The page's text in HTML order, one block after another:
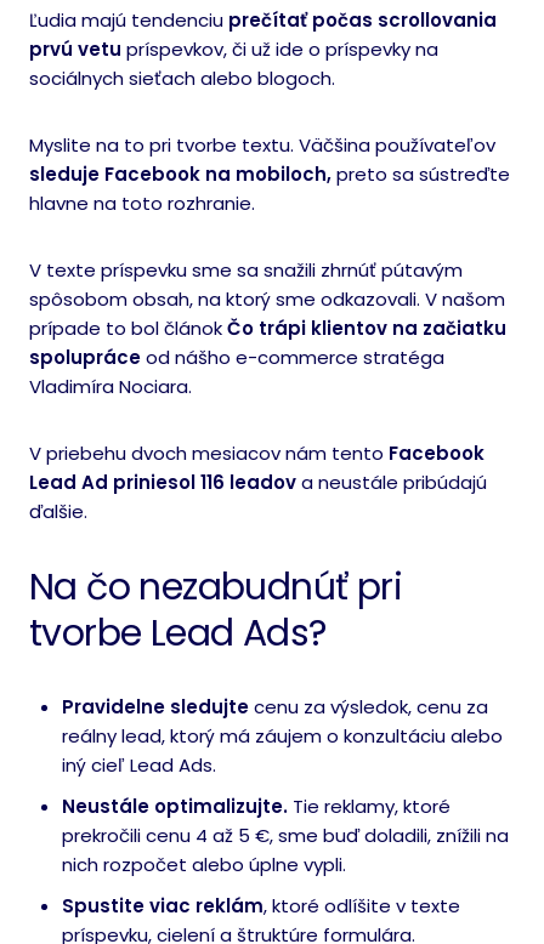
Ľudia majú tendenciu prečítať počas scrollovania
prvú vetu príspevkov, či už ide o príspevky na
sociálnych sieťach alebo blogoch.
Myslite na to pri tvorbe textu. Väčšina používateľov
sleduje Facebook na mobiloch,preto sa sústreďte
hlavne na toto rozhranie.
V texte príspevku sme sa snažili zhrnúť pútavým
spôsobom obsah, na ktorý sme odkazovali. V našom
prípade to bol článokČo trápi klientov na začiatku
spolupráceod nášho e-commerce stratéga
Vladimíra Nociara.
V priebehu dvoch mesiacov nám tento Facebook
Lead Ad priniesol 116 leadova neustále pribúdajú
ďalšie.
Na čo nezabudnúť pri
tvorbe Lead Ads?
Pravidelne sledujtecenu za výsledok, cenu za
reálny lead, ktorý má záujem o konzultáciu alebo
iný cieľ Lead Ads.
Neustále optimalizujte.Tie reklamy, ktoré
prekročili cenu 4 až 5 €, sme buď doladili, znížili na
nich rozpočet alebo úplne vypli.
Spustite viac reklám, ktoré odlíšite v texte
príspevku, cielení a štruktúre formulára.